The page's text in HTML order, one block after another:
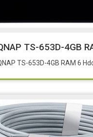
Tower NAS
TS-653D-4GB